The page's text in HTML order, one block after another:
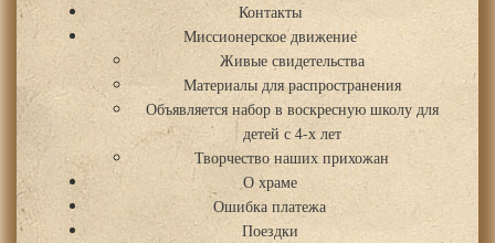
Контакты
Миссионерское движение
Живые свидетельства
Материалы для распространения
Объявляется набор в воскресную школу для
детей с 4-х лет
Творчество наших прихожан
О храме
Ошибка платежа
Поездки